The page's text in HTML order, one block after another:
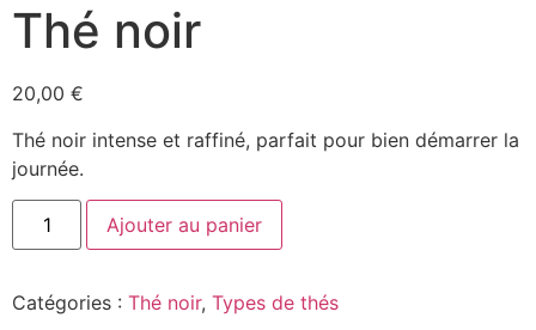
Thé noir
20,00 €
Thé noir intense et raffiné, parfait pour bien démarrer la
journée.
Ajouter au panier
Catégories : Thé noir, Types de thés